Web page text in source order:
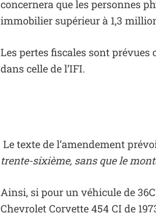
concernera que les personnes
immobilier supérieur à 1,3
Les pertes fiscales sont prévues
dans celle de l’IFI.
Le texte de l’amendement
trente-sixième, sans que le
Ainsi, si pour un véhicule de
Chevrolet Corvette 454 CI de